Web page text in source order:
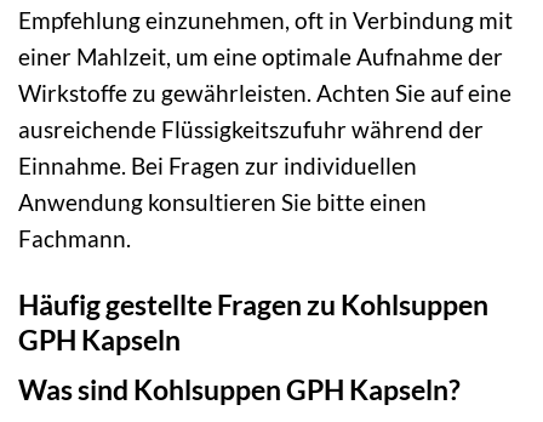
Empfehlung einzunehmen, oft in Verbindung mit
einer Mahlzeit, um eine optimale Aufnahme der
Wirkstoffe zu gewährleisten. Achten Sie auf eine
ausreichende Flüssigkeitszufuhr während der
Einnahme. Bei Fragen zur individuellen
Anwendung konsultieren Sie bitte einen
Fachmann.
Häufig gestellte Fragen zu Kohlsuppen
GPH Kapseln
Was sind Kohlsuppen GPH Kapseln?